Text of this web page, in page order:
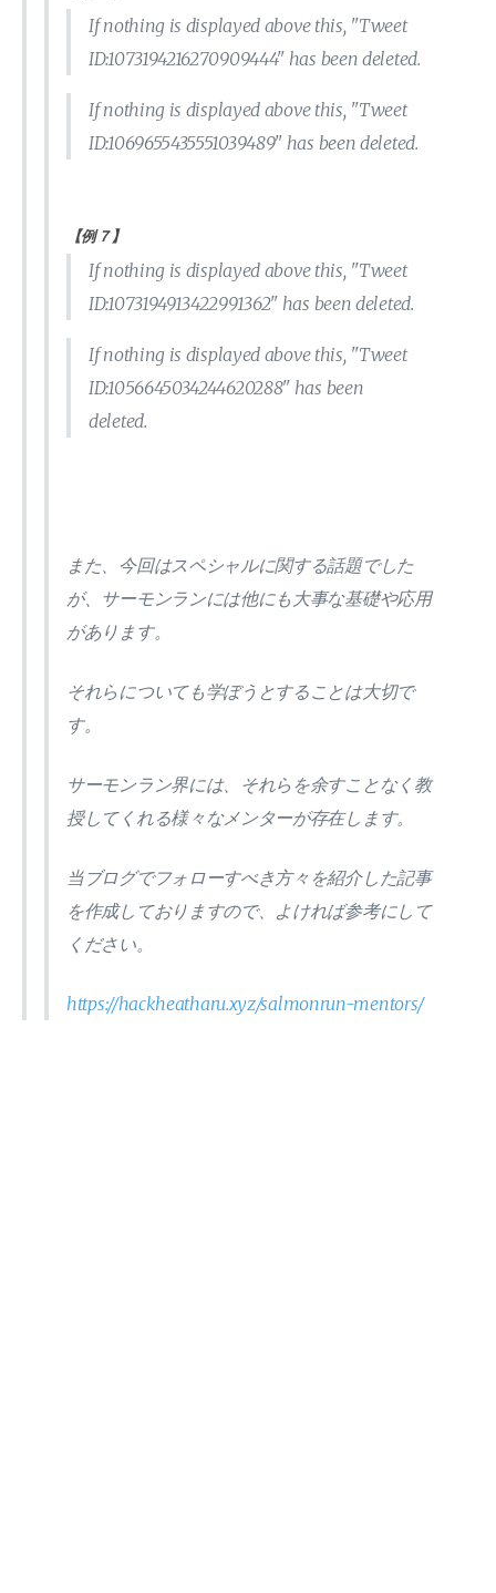
If nothing is displayed above this, "Tweet
ID:1073194216270909444" has been deleted.
If nothing is displayed above this, "Tweet
ID:1069655435551039489" has been deleted.
【例７】
If nothing is displayed above this, "Tweet
ID:1073194913422991362" has been deleted.
If nothing is displayed above this, "Tweet
ID:1056645034244620288" has been
deleted.
また、今回はスペシャルに関する話題でした
が、サーモンランには他にも大事な基礎や応用
があります。
それらについても学ぼうとすることは大切で
す。
サーモンラン界には、それらを余すことなく教
授してくれる様々なメンターが存在します。
当ブログでフォローすべき方々を紹介した記事
を作成しておりますので、よければ参考にして
ください。
https://hackheatharu.xyz/salmonrun-mentors/